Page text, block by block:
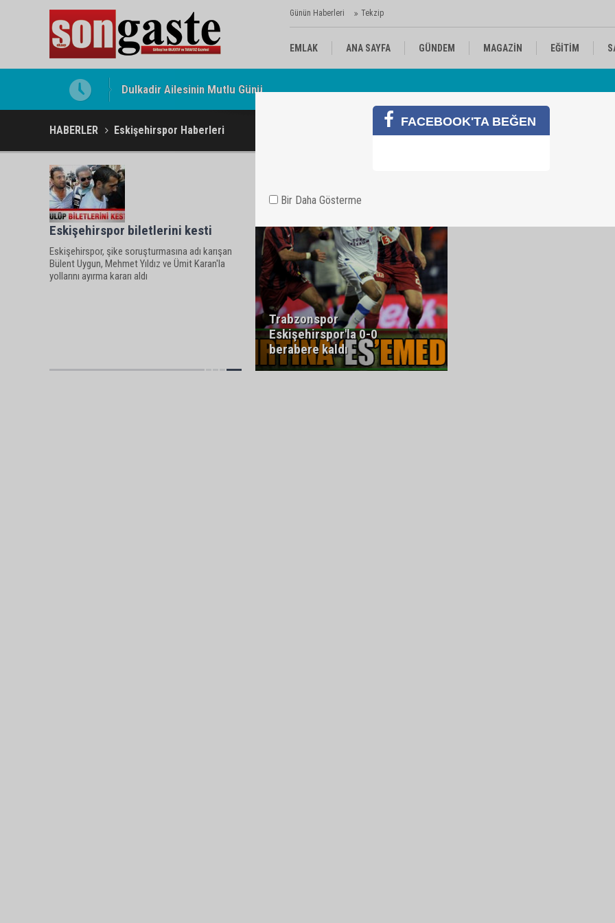
Günün Haberleri Tekzip
EMLAK ANA SAYFA GÜNDEM MAGAZİN EĞİTİM
Dulkadir Ailesinin Mutlu Günü
HABERLER Eskişehirspor Haberleri
Eskişehirspor biletlerini kesti
Eskişehirspor, şike soruşturmasına adı karışan
Bülent Uygun, Mehmet Yıldız ve Ümit Karan'la
yollarını ayırma kararı aldı
Trabzonspor
Eskişehirspor'la 0-0
berabere kaldı
FACEBOOK'TA BEĞEN
Bir Daha Gösterme